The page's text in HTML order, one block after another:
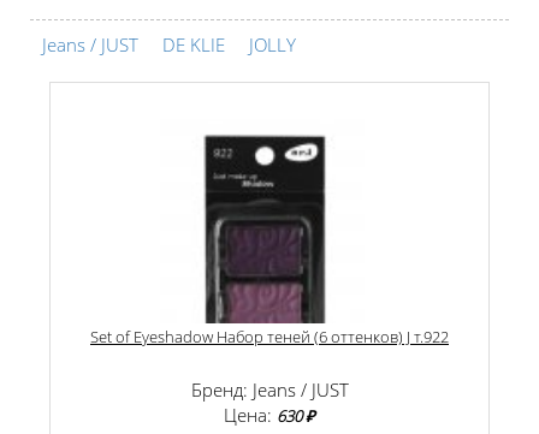
Jeans / JUST DE KLIE JOLLY
Set of Eyeshadow Набор теней (6 оттенков) J т.922
Бренд: Jeans / JUST
Цена: 630 ₽